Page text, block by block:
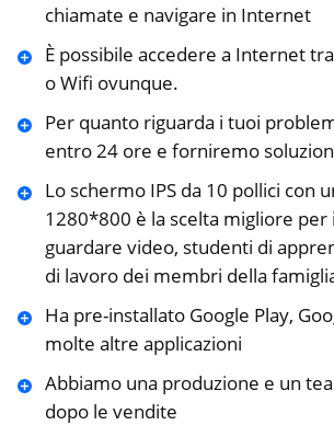
chiamate e navigare in Internet
È possibile accedere a Internet
o Wifi ovunque.
Per quanto riguarda i tuoi
entro 24 ore e forniremo
Lo schermo IPS da 10 pollici con
1280*800 è la scelta migliore per
guardare video, studenti di
di lavoro dei membri della
Ha pre-installato Google Play,
molte altre applicazioni
Abbiamo una produzione e un
dopo le vendite